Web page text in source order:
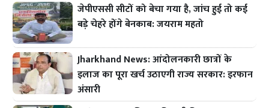
जेपीएससी सीटों को बेचा गया है, जांच हुई तो कई
बड़े चेहरे होंगे बेनकाब: जयराम महतो
Jharkhand News: आंदोलनकारी छात्रों के
इलाज का पूरा खर्च उठाएगी राज्य सरकार: इरफान
अंसारी